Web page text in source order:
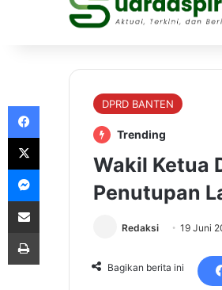
DPRD BANTEN
Trending
Wakil Ketua
Penutupan
Redaksi 19 Juni
Bagikan berita ini